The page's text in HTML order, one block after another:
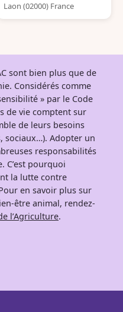
Laon (02000) France
sont bien plus que de
Considérés comme
» par le Code
de vie comptent sur
de leurs besoins
sociaux…). Adopter un
responsabilités
C’est pourquoi
la lutte contre
en savoir plus sur
être animal, rendez-
l’Agriculture.